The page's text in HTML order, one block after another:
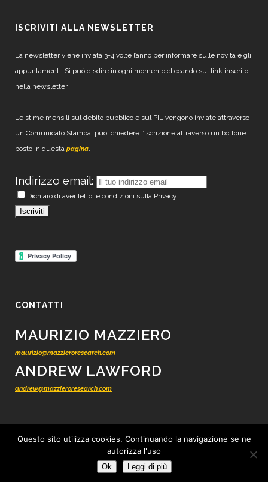
ISCRIVITI ALLA NEWSLETTER
La newsletter viene inviata 3-4 volte l’anno per informare sulle novità e gli
appuntamenti. Si può disdire in ogni momento cliccando sul link inserito
nella newsletter.
Le stime mensili sul debito pubblico e sul PIL vengono inviate attraverso
un Comunicato Stampa, puoi chiedere l’iscrizione attraverso un bottone
posto in questa pagina.
Indirizzo email:
Dichiaro di aver letto le condizioni sulla Privacy
CONTATTI
MAURIZIO MAZZIERO
maurizio@mazzieroresearch.com
ANDREW LAWFORD
andrew@mazzieroresearch.com
© 2012 - 2026 Mazziero Research - Ricerca finanziaria indipendente -
Privacy-Cookie-Condizioni di vendita
Questo sito utilizza cookies. Continuando la navigazione se ne
autorizza l'uso
Ok Leggi di più